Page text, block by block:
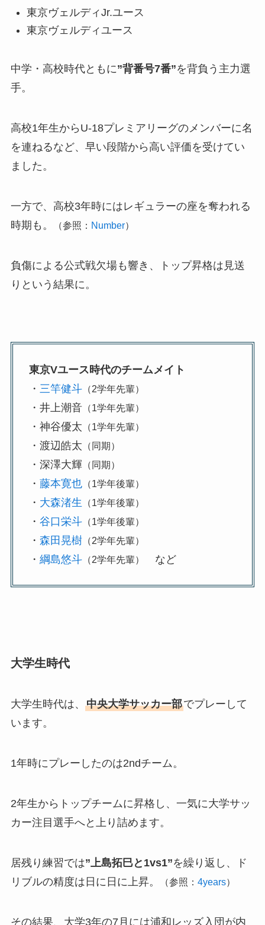
東京ヴェルディJr.ユース
東京ヴェルディユース
中学・高校時代ともに”背番号7番”を背負う主力選
手。
高校1年生からU-18プレミアリーグのメンバーに名
を連ねるなど、早い段階から高い評価を受けてい
ました。
一方で、高校3年時にはレギュラーの座を奪われる
時期も。
（参照： Number）
負傷による公式戦欠場も響き、トップ昇格は見送
りという結果に。
東京Vユース時代のチームメイト
・ 三竿健斗（2学年先輩）
・井上潮音（1学年先輩）
・神谷優太 （1学年先輩）
・渡辺皓太 （同期）
・深澤大輝（同期）
・ 藤本寛也（1学年後輩）
・ 大森渚生 （1学年後輩）
・ 谷口栄斗（1学年後輩）
・ 森田晃樹（2学年先輩）
・ 綱島悠斗（2学年先輩） など
大学生時代
大学生時代は、 中央大学サッカー部でプレーして
います。
1年時にプレーしたのは2ndチーム。
2年生からトップチームに昇格し、一気に大学サッ
カー注目選手へと上り詰めます。
居残り練習では”上島拓巳と1vs1”を繰り返し、ド
リブルの精度は日に日に上昇。
（参照： 4years）
その結果、大学3年の7月には浦和レッズ入団が内